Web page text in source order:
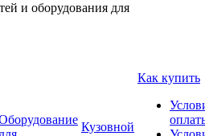
и оборудования для
Кузовной
Как купить